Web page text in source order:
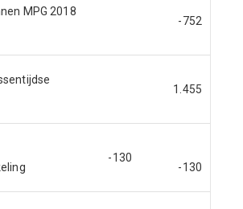
MPG 2018
-752
1.455
-130
-130